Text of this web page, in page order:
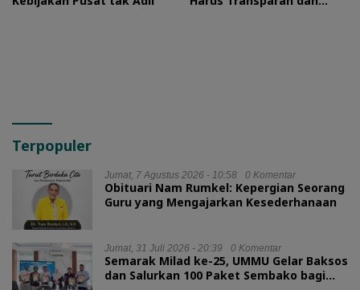
Terpopuler
Jumat, 7 Agustus 2026 - 10:58 0 Komentar
Obituari Nam Rumkel: Kepergian Seorang
Guru yang Mengajarkan Kesederhanaan
Jumat, 31 Juli 2026 - 20:39 0 Komentar
Semarak Milad ke-25, UMMU Gelar Baksos
dan Salurkan 100 Paket Sembako bagi